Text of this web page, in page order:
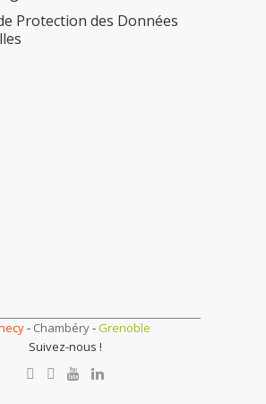
Protection des Données
- Chambéry-Grenoble
Suivez-nous !